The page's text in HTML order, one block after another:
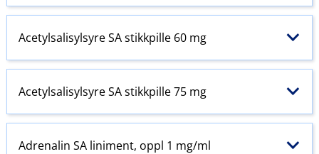
Acetylsalisylsyre SA stikkpille 60 mg
Acetylsalisylsyre SA stikkpille 75 mg
Adrenalin SA liniment, oppl 1 mg/ml